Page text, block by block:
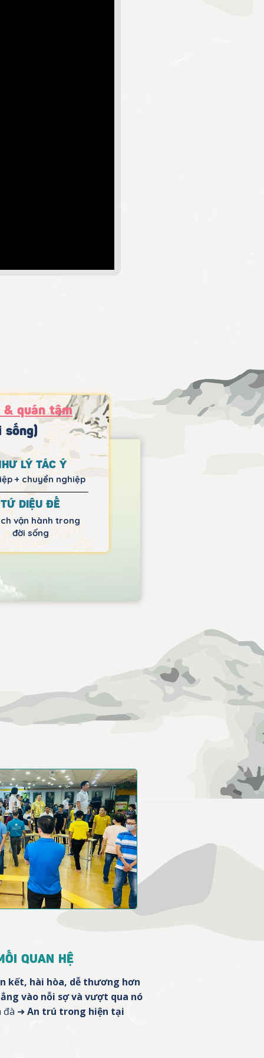
& quán tâm
sống)
vận hành trong
đời sống
TỨ DIỆU ĐẾ
+ chuyển nghiệp
LÝ TÁC Ý
QUAN HỆ
kết, hài hòa, dễ thương hơn
vào nỗi sợ và vượt qua nó
đà ➜ An trú trong hiện tại